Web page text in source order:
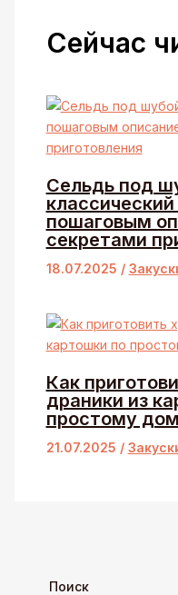
Сейчас
Сельдь под
пошаговым
секретами
18.07.2025 /
Как
драники из
простому
21.07.2025 /
Поиск